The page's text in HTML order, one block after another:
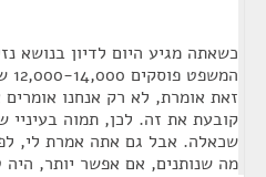
כשאתה מגיע היום לדיון בנושא
זאת אומרת, לא רק אנחנו
קובעת את זה. לכן, תמוה בעיניי
שכאלה. אבל גם אתה אמרת לי,
מה שנותנים, אם אפשר יותר, היה